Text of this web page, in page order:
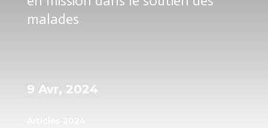
malades
9 Avr, 2024